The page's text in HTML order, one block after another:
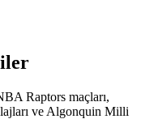
Raptors maçları,
ve Algonquin Milli